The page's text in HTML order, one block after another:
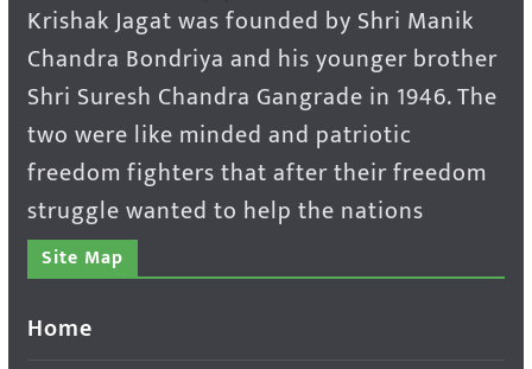
Krishak Jagat was founded by Shri Manik
Chandra Bondriya and his younger brother
Shri Suresh Chandra Gangrade in 1946. The
two were like minded and patriotic
freedom fighters that after their freedom
struggle wanted to help the nations
Site Map
Home